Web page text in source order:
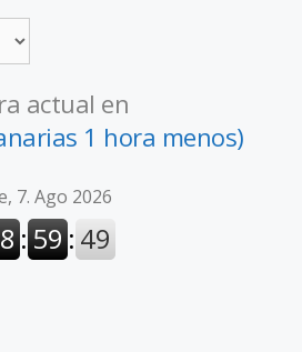
actual en
1 hora menos)